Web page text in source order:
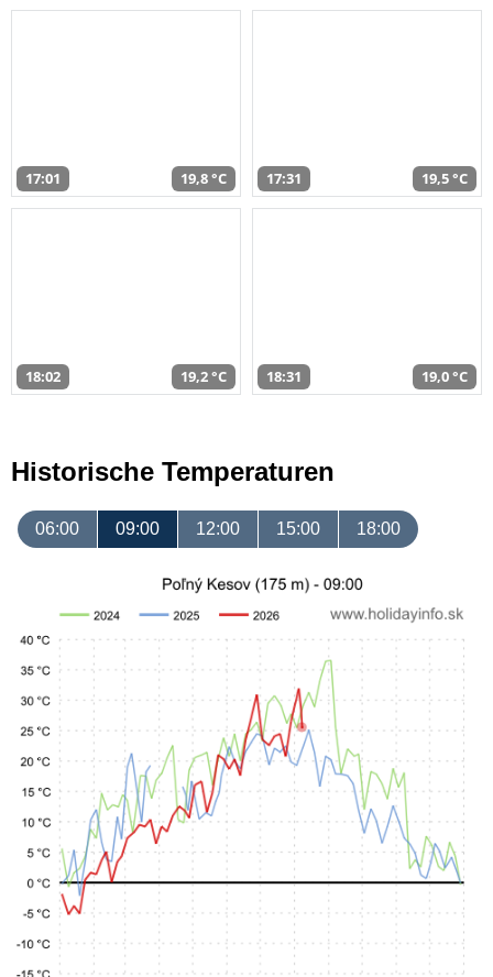
17:01 19,8 °C 17:31 19,5 °C
18:02 19,2 °C 18:31 19,0 °C
Historische Temperaturen
06:00 09:00 12:00 15:00 18:00